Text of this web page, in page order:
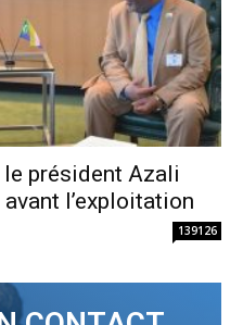
le président Azali
l’exploitation
139126